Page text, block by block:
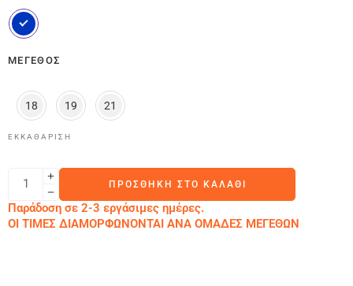
ΜΈΓΕΘΟΣ
18 19 21
ΕΚΚΑΘΆΡΙΣΗ
ΠΡΟΣΘΉΚΗ ΣΤΟ ΚΑΛΆΘΙ
Παράδοση σε 2-3 εργάσιμες ημέρες.
ΟΙ ΤΙΜΕΣ ΔΙΑΜΟΡΦΩΝΟΝΤΑΙ ΑΝΑ ΟΜΑΔΕΣ ΜΕΓΕΘΩΝ